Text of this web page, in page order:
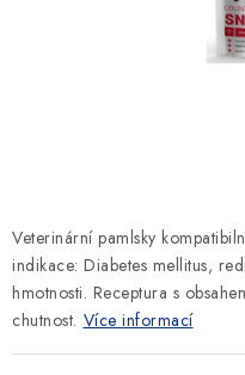
Veterinární pamlsky
indikace: Diabetes mellitus,
hmotnosti. Receptura s
chutnost. Více informací